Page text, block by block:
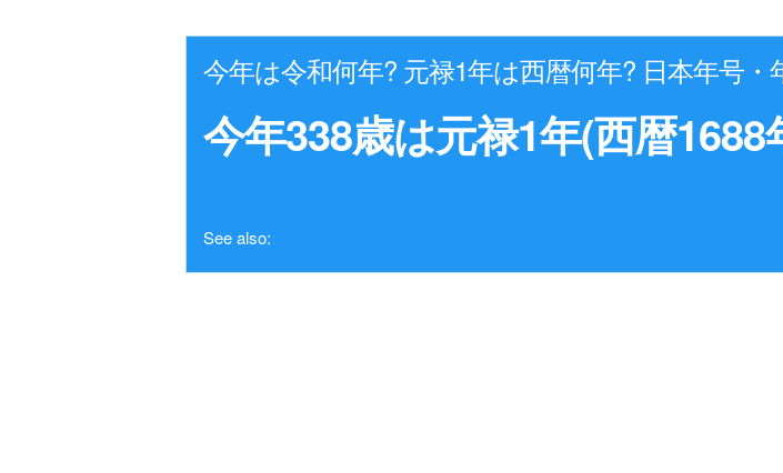
今年は令和何年? 元禄1年は西暦何年? 日本年号・
今年338歳は元禄1年(西暦1688
See also: